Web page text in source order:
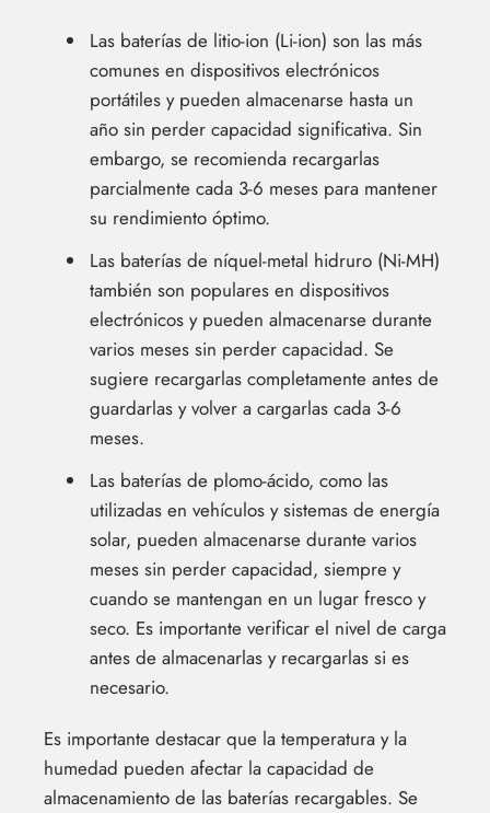
Las baterías de litio-ion (Li-ion) son las más
comunes en dispositivos electrónicos
portátiles y pueden almacenarse hasta un
año sin perder capacidad significativa. Sin
embargo, se recomienda recargarlas
parcialmente cada 3-6 meses para mantener
su rendimiento óptimo.
Las baterías de níquel-metal hidruro (Ni-MH)
también son populares en dispositivos
electrónicos y pueden almacenarse durante
varios meses sin perder capacidad. Se
sugiere recargarlas completamente antes de
guardarlas y volver a cargarlas cada 3-6
meses.
Las baterías de plomo-ácido, como las
utilizadas en vehículos y sistemas de energía
solar, pueden almacenarse durante varios
meses sin perder capacidad, siempre y
cuando se mantengan en un lugar fresco y
seco. Es importante verificar el nivel de carga
antes de almacenarlas y recargarlas si es
necesario.
Es importante destacar que la temperatura y la
humedad pueden afectar la capacidad de
almacenamiento de las baterías recargables. Se